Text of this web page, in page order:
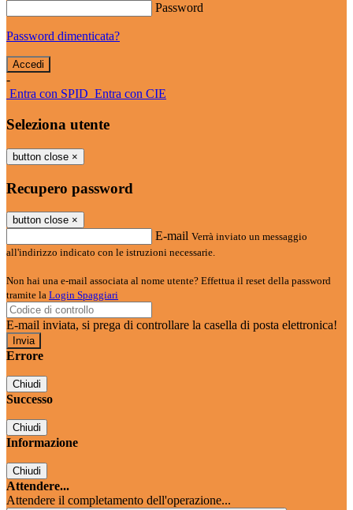
Password
Password dimenticata?
-
Entra con SPID Entra con CIE
Seleziona utente
button close ×
Recupero password
button close ×
E-mail Verrà inviato un messaggio
all'indirizzo indicato con le istruzioni necessarie.
Non hai una e-mail associata al nome utente? Effettua il reset della password
tramite la Login Spaggiari
E-mail inviata, si prega di controllare la casella di posta elettronica!
Errore
Chiudi
Successo
Chiudi
Informazione
Chiudi
Attendere...
Attendere il completamento dell'operazione...